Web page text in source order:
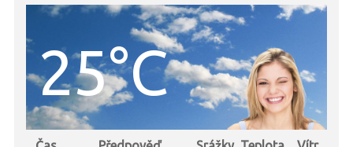
25°C